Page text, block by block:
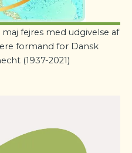
maj fejres med udgivelse af
formand for Dansk
(1937-2021)